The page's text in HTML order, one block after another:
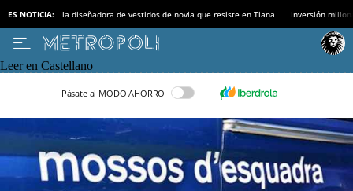
ES NOTICIA: la diseñadora de vestidos de novia que resiste en Tiana Inversión
Leer en Castellano
Pásate al MODO AHORRO